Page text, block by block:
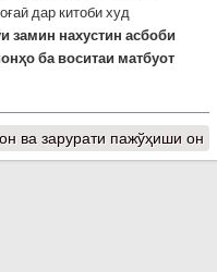
дар китоби худ
замин нахустин асбоби
ба воситаи матбуот
ва зарурати пажўҳиши он